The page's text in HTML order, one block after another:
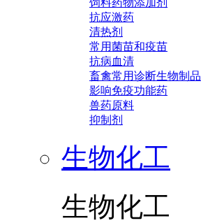
饲料药物添加剂
抗应激药
清热剂
常用菌苗和疫苗
抗病血清
畜禽常用诊断生物制品
影响免疫功能药
兽药原料
抑制剂
生物化工
生物化工